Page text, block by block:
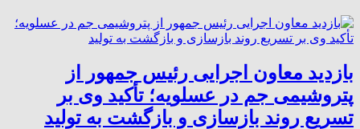
بازدید معاون اجرایی رئیس جمهور از
پتروشیمی جم در عسلویه؛ تأکید وی بر
تسریع روند بازسازی و بازگشت به تولید